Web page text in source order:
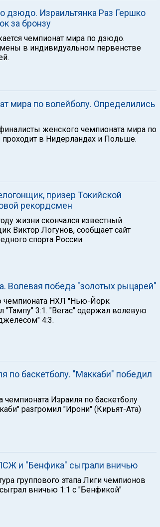
дзюдо. Израильтянка Раз Гершко
за бронзу
чемпионат мира по дзюдо.
в индивидуальном первенстве
мира по волейболу. Определились
женского чемпионата мира по
проходит в Нидерландах и Польше.
призер Токийской
рекордсмен
жизни скончался известный
Виктор Логунов, сообщает сайт
спорта России.
Волевая победа "золотых рыцарей"
чемпионата НХЛ "Нью-Йорк
"Тампу" 3:1. "Вегас" одержал волевую
4:3.
по баскетболу. "Маккаби" победил
чемпионата Израиля по баскетболу
разгромил "Ирони" (Кирьят-Ата)
и "Бенфика" сыграли вничью
группового этапа Лиги чемпионов
вничью 1:1 с "Бенфикой"